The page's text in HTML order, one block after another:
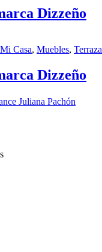
Dizzeño
Mi Casa, Muebles, Terraza
Dizzeño
Juliana Pachón